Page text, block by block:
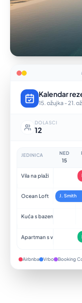
Kalendar
15. ožujka - 21.
DOLASCI
12
JEDINICA NED
15
Vila na plaži
Ocean Loft J. Smith
Kuća s bazenom
Apartman s vrtom
Airbnba Vrbo Booking